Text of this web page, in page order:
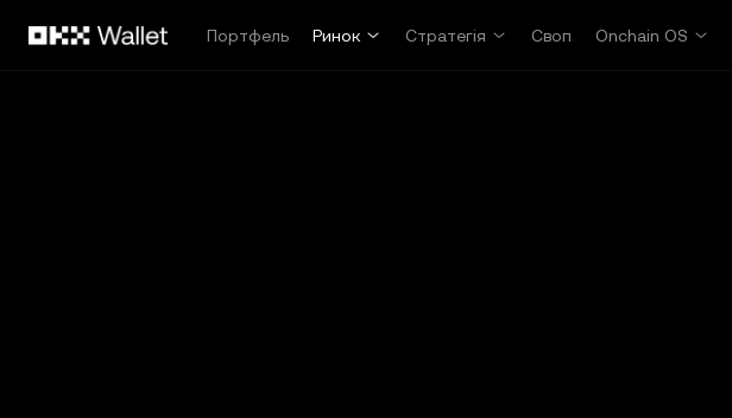
Портфель
Ринок Стратегія Своп Onchain OS